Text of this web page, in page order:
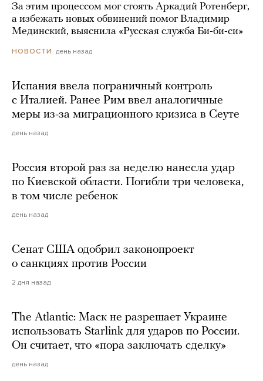
За этим процессом мог стоять Аркадий Ротенберг,
а избежать новых обвинений помог Владимир
Мединский, выяснила «Русская служба Би-би-си»
НОВОСТИ день назад
Испания ввела пограничный контроль
с Италией. Ранее Рим ввел аналогичные
меры из-за миграционного кризиса в Сеуте
день назад
Россия второй раз за неделю нанесла удар
по Киевской области. Погибли три человека,
в том числе ребенок
день назад
Сенат США одобрил законопроект
о санкциях против России
2 дня назад
The Atlantic: Маск не разрешает Украине
использовать Starlink для ударов по России.
Он считает, что «пора заключать сделку»
день назад